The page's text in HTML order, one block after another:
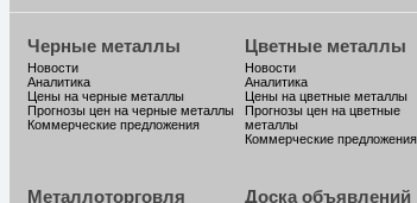
Черные металлы
Новости
Аналитика
Цены на черные металлы
Прогнозы цен на черные металлы
Коммерческие предложения
Цветные металлы
Новости
Аналитика
Цены на цветные металлы
Прогнозы цен на цветные
металлы
Коммерческие предложения
Металлоторговля Доска объявлений